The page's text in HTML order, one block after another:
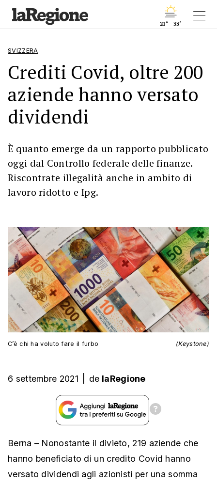
21° - 33°
SVIZZERA
Crediti Covid, oltre 200
aziende hanno versato
dividendi
È quanto emerge da un rapporto pubblicato
oggi dal Controllo federale delle finanze.
Riscontrate illegalità anche in ambito di
lavoro ridotto e Ipg.
C’è chi ha voluto fare il furbo (Keystone)
6 settembre 2021 de laRegione
Berna – Nonostante il divieto, 219 aziende che
hanno beneficiato di un credito Covid hanno
versato dividendi agli azionisti per una somma